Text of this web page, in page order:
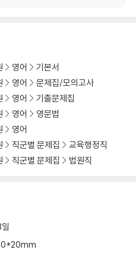
영어
기본서
영어
문제집/모의고사
영어
기출문제집
영어
영문법
영어
직군별 문제집
교육행정직
직군별 문제집 법원직